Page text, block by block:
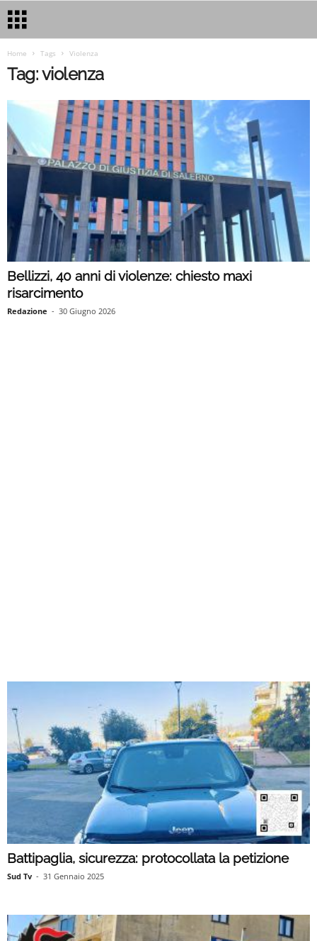
Home Tags Violenza
Tag: violenza
Bellizzi, 40 anni di violenze: chiesto maxi
risarcimento
Redazione - 30 Giugno 2026
Battipaglia, sicurezza: protocollata la petizione
Sud Tv - 31 Gennaio 2025